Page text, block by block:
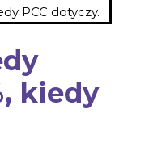
PCC dotyczy.
kiedy